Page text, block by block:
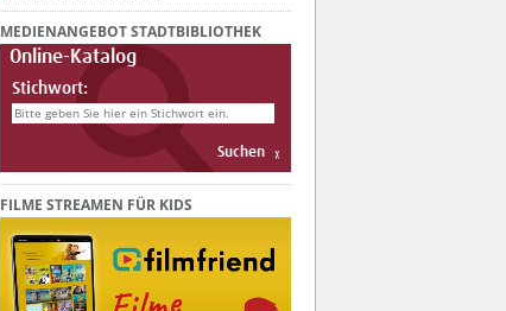
MEDIENANGEBOT STADTBIBLIOTHEK
Online-Katalog
Stichwort:
FILME STREAMEN FÜR KIDS